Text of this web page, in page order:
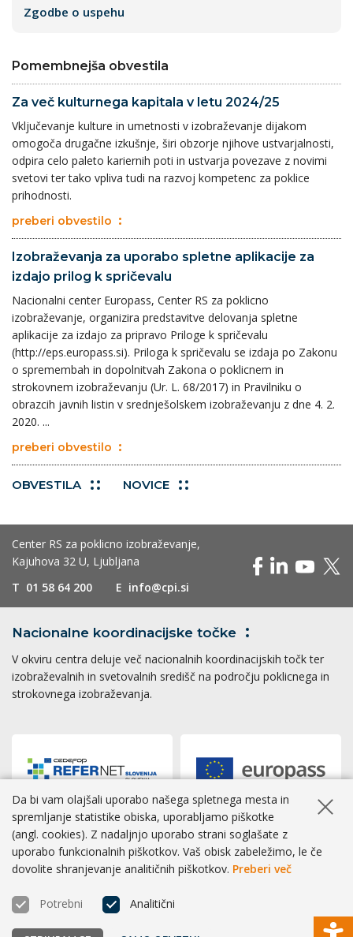
Zgodbe o uspehu
Pomembnejša obvestila
Za več kulturnega kapitala v letu 2024/25
Vključevanje kulture in umetnosti v izobraževanje dijakom
omogoča drugačne izkušnje, širi obzorje njihove ustvarjalnosti,
odpira celo paleto kariernih poti in ustvarja povezave z novimi
svetovi ter tako vpliva tudi na razvoj kompetenc za poklice
prihodnosti.
preberi obvestilo
Izobraževanja za uporabo spletne aplikacije za
izdajo prilog k spričevalu
Nacionalni center Europass, Center RS za poklicno
izobraževanje, organizira predstavitve delovanja spletne
aplikacije za izdajo za pripravo Priloge k spričevalu
(http://eps.europass.si). Priloga k spričevalu se izdaja po Zakonu
o spremembah in dopolnitvah Zakona o poklicnem in
strokovnem izobraževanju (Ur. L. 68/2017) in Pravilniku o
obrazcih javnih listin v srednješolskem izobraževanju z dne 4. 2.
2020. ...
preberi obvestilo
OBVESTILA NOVICE
Center RS za poklicno izobraževanje,
Kajuhova 32 U, Ljubljana
T 01 58 64 200 E info@cpi.si
Nacionalne koordinacijske točke
V okviru centra deluje več nacionalnih koordinacijskih točk ter
izobraževalnih in svetovalnih središč na področju poklicnega in
strokovnega izobraževanja.
Dostopnost|Zasebnost|Piškotki
Skrij
Da bi vam olajšali uporabo našega spletnega mesta in
spremljanje statistike obiska, uporabljamo piškotke
(angl. cookies). Z nadaljnjo uporabo strani soglašate z
uporabo funkcionalnih piškotkov. Vaš obisk zabeležimo, le če
dovolite shranjevanje analitičnih piškotkov. Preberi več
Potrebni Analitični